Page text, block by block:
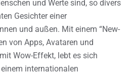
und Werte sind, so divers
Gesichter einer
und außen. Mit einem “New-
von Apps, Avataren und
Wow-Effekt, lebt es sich
internationalen